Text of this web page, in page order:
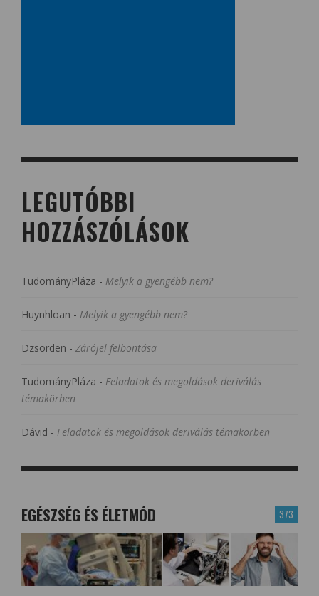
LEGUTÓBBI
HOZZÁSZÓLÁSOK
TudományPláza - Melyik a gyengébb nem?
Huynhloan - Melyik a gyengébb nem?
Dzsorden - Zárójel felbontása
TudományPláza - Feladatok és megoldások deriválás
témakörben
Dávid - Feladatok és megoldások deriválás témakörben
373
EGÉSZSÉG ÉS ÉLETMÓD